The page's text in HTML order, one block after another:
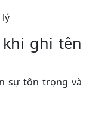
ghi tên
sự tôn trọng và